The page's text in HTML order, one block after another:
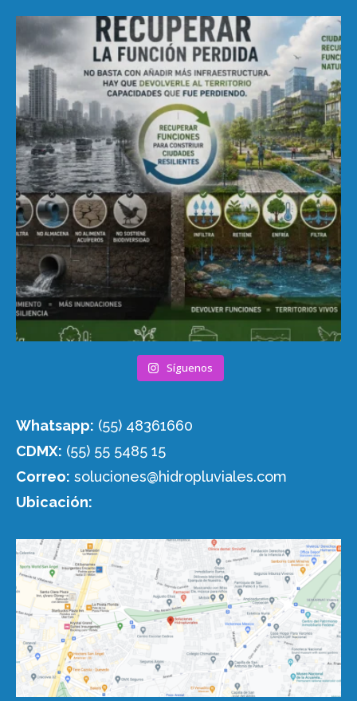
Síguenos
Whatsapp: (55) 48361660
CDMX: (55) 55 5485 15
Correo: soluciones@hidropluviales.com
Ubicación: